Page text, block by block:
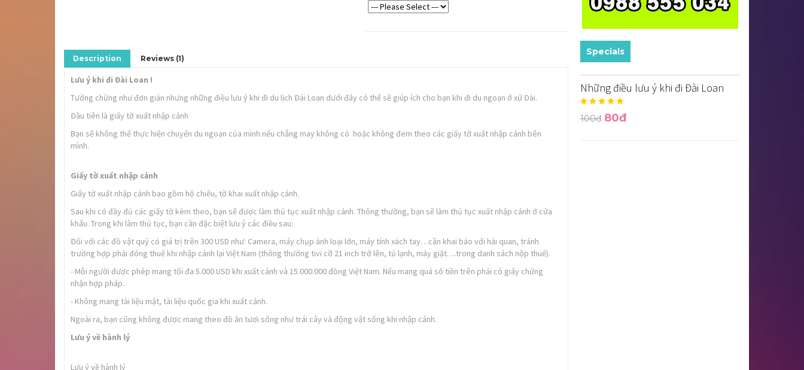
Description Reviews (1)
Lưu ý khi đi Đài Loan !
Tưởng chừng như đơn giản nhưng những điều lưu ý khi đi du lịch Đài Loan dưới đây có thể sẽ giúp ích cho bạn khi đi du ngoạn ở xứ Đài.
Đầu tiên là giấy tờ xuất nhập cảnh
Bạn sẽ không thể thực hiện chuyến du ngoạn của mình nếu chẳng may không có hoặc không đem theo các giấy tờ xuất nhập cảnh bên
mình.
Giấy tờ xuất nhập cảnh
Giấy tờ xuất nhập cảnh bao gồm hộ chiếu, tờ khai xuất nhập cảnh.
Sau khi có đầy đủ các giấy tờ kèm theo, bạn sẽ được làm thủ tục xuất nhập cảnh. Thông thường, bạn sẽ làm thủ tục xuất nhập cảnh ở cửa
khẩu. Trong khi làm thủ tục, bạn cần đặc biệt lưu ý các điều sau:
Đối với các đồ vật quý có giá trị trên 300 USD như: Camera, máy chụp ảnh loại lớn, máy tính xách tay…cần khai báo với hải quan, tránh
trường hợp phải đóng thuế khi nhập cảnh lại Việt Nam (thông thường tivi cỡ 21 inch trở lên, tủ lạnh, máy giặt….trong danh sách nộp thuế).
- Mỗi người được phép mang tối đa 5.000 USD khi xuất cảnh và 15.000.000 đồng Việt Nam. Nếu mang quá số tiền trên phải có giấy chứng
nhận hợp pháp.
- Không mang tài liệu mật, tài liệu quốc gia khi xuất cảnh.
Ngoài ra, bạn cũng không được mang theo đồ ăn tươi sống như trái cây và động vật sống khi nhập cảnh.
Lưu ý về hành lý
Lưu ý về hành lý
Specials
Những điều lưu ý khi đi Đài Loan
100đ 80đ